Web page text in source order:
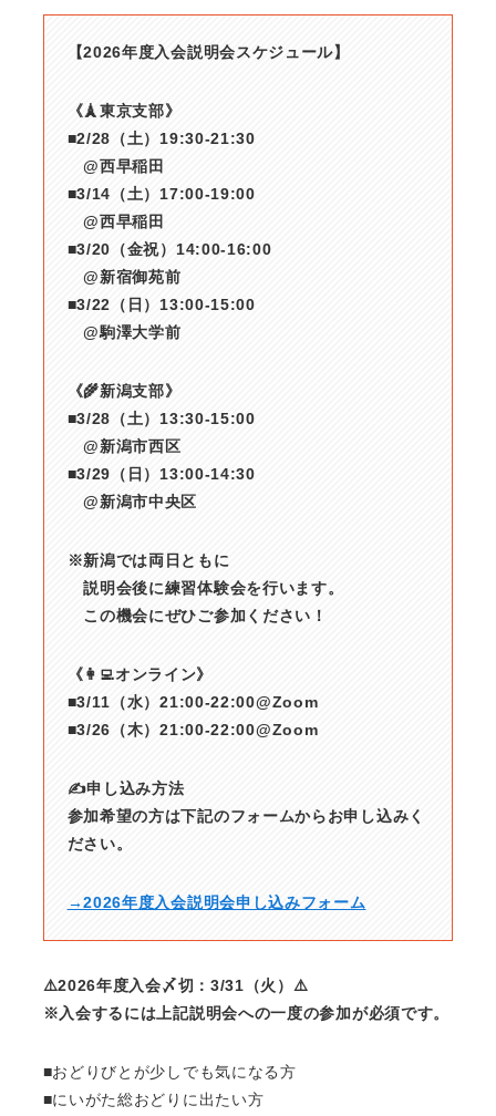
【2026年度入会説明会スケジュール】
《🗼東京支部》
■2/28（土）19:30-21:30
@西早稲田
■3/14（土）17:00-19:00
@西早稲田
■3/20（金祝）14:00-16:00
@新宿御苑前
■3/22（日）13:00-15:00
@駒澤大学前
《🌾新潟支部》
■3/28（土）13:30-15:00
@新潟市西区
■3/29（日）13:00-14:30
@新潟市中央区
※新潟では両日ともに
説明会後に練習体験会を行います。
この機会にぜひご参加ください！
《👩‍💻オンライン》
■3/11（水）21:00-22:00@Zoom
■3/26（木）21:00-22:00@Zoom
✍️申し込み方法
参加希望の方は下記のフォームからお申し込みく
ださい。
→2026年度入会説明会申し込みフォーム
⚠️2026年度入会〆切：3/31（火）⚠️
※入会するには上記説明会への一度の参加が必須です。
■おどりびとが少しでも気になる方
■にいがた総おどりに出たい方